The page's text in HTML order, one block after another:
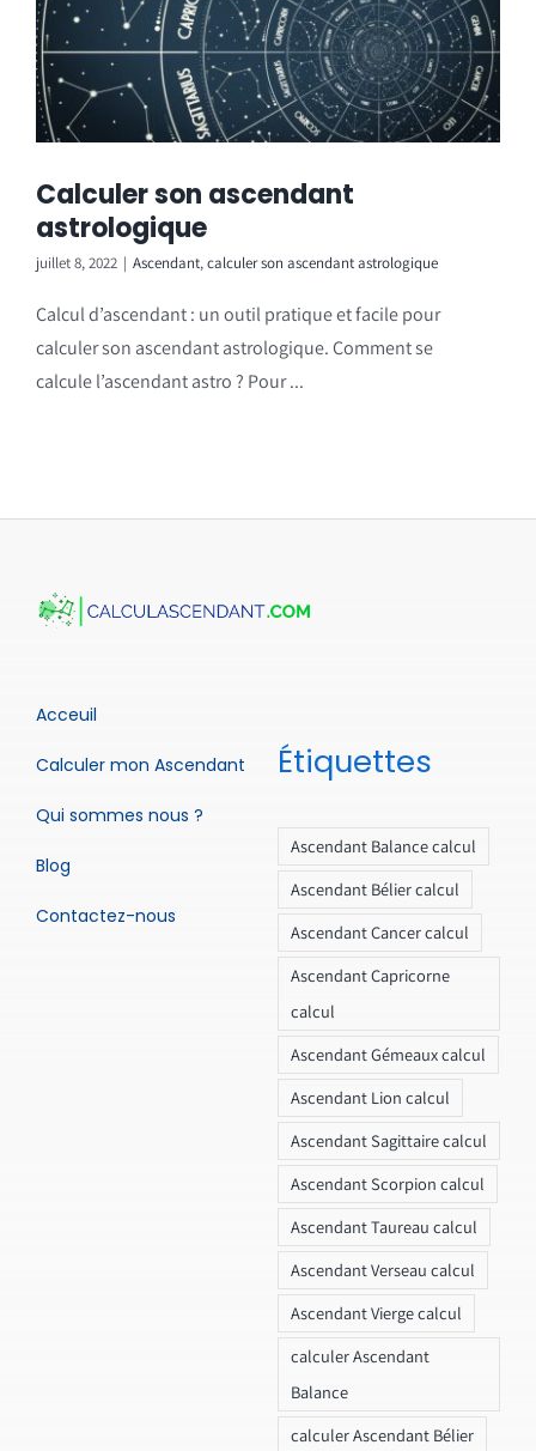
Calculer son ascendant
astrologique
juillet 8, 2022 | Ascendant,calculer son ascendant astrologique
Calcul d’ascendant : un outil pratique et facile pour
calculer son ascendant astrologique. Comment se
calcule l’ascendant astro ? Pour ...
Acceuil
Calculer mon Ascendant
Qui sommes nous ?
Blog
Contactez-nous
Étiquettes
Ascendant Balance calcul
Ascendant Bélier calcul
Ascendant Cancer calcul
Ascendant Capricorne
calcul
Ascendant Gémeaux calcul
Ascendant Lion calcul
Ascendant Sagittaire calcul
Ascendant Scorpion calcul
Ascendant Taureau calcul
Ascendant Verseau calcul
Ascendant Vierge calcul
calculer Ascendant
Balance
calculer Ascendant Bélier